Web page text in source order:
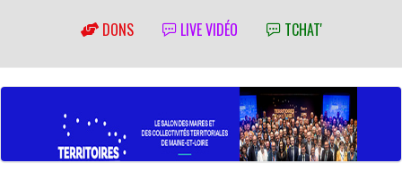
DONS LIVE VIDÉO TCHAT'